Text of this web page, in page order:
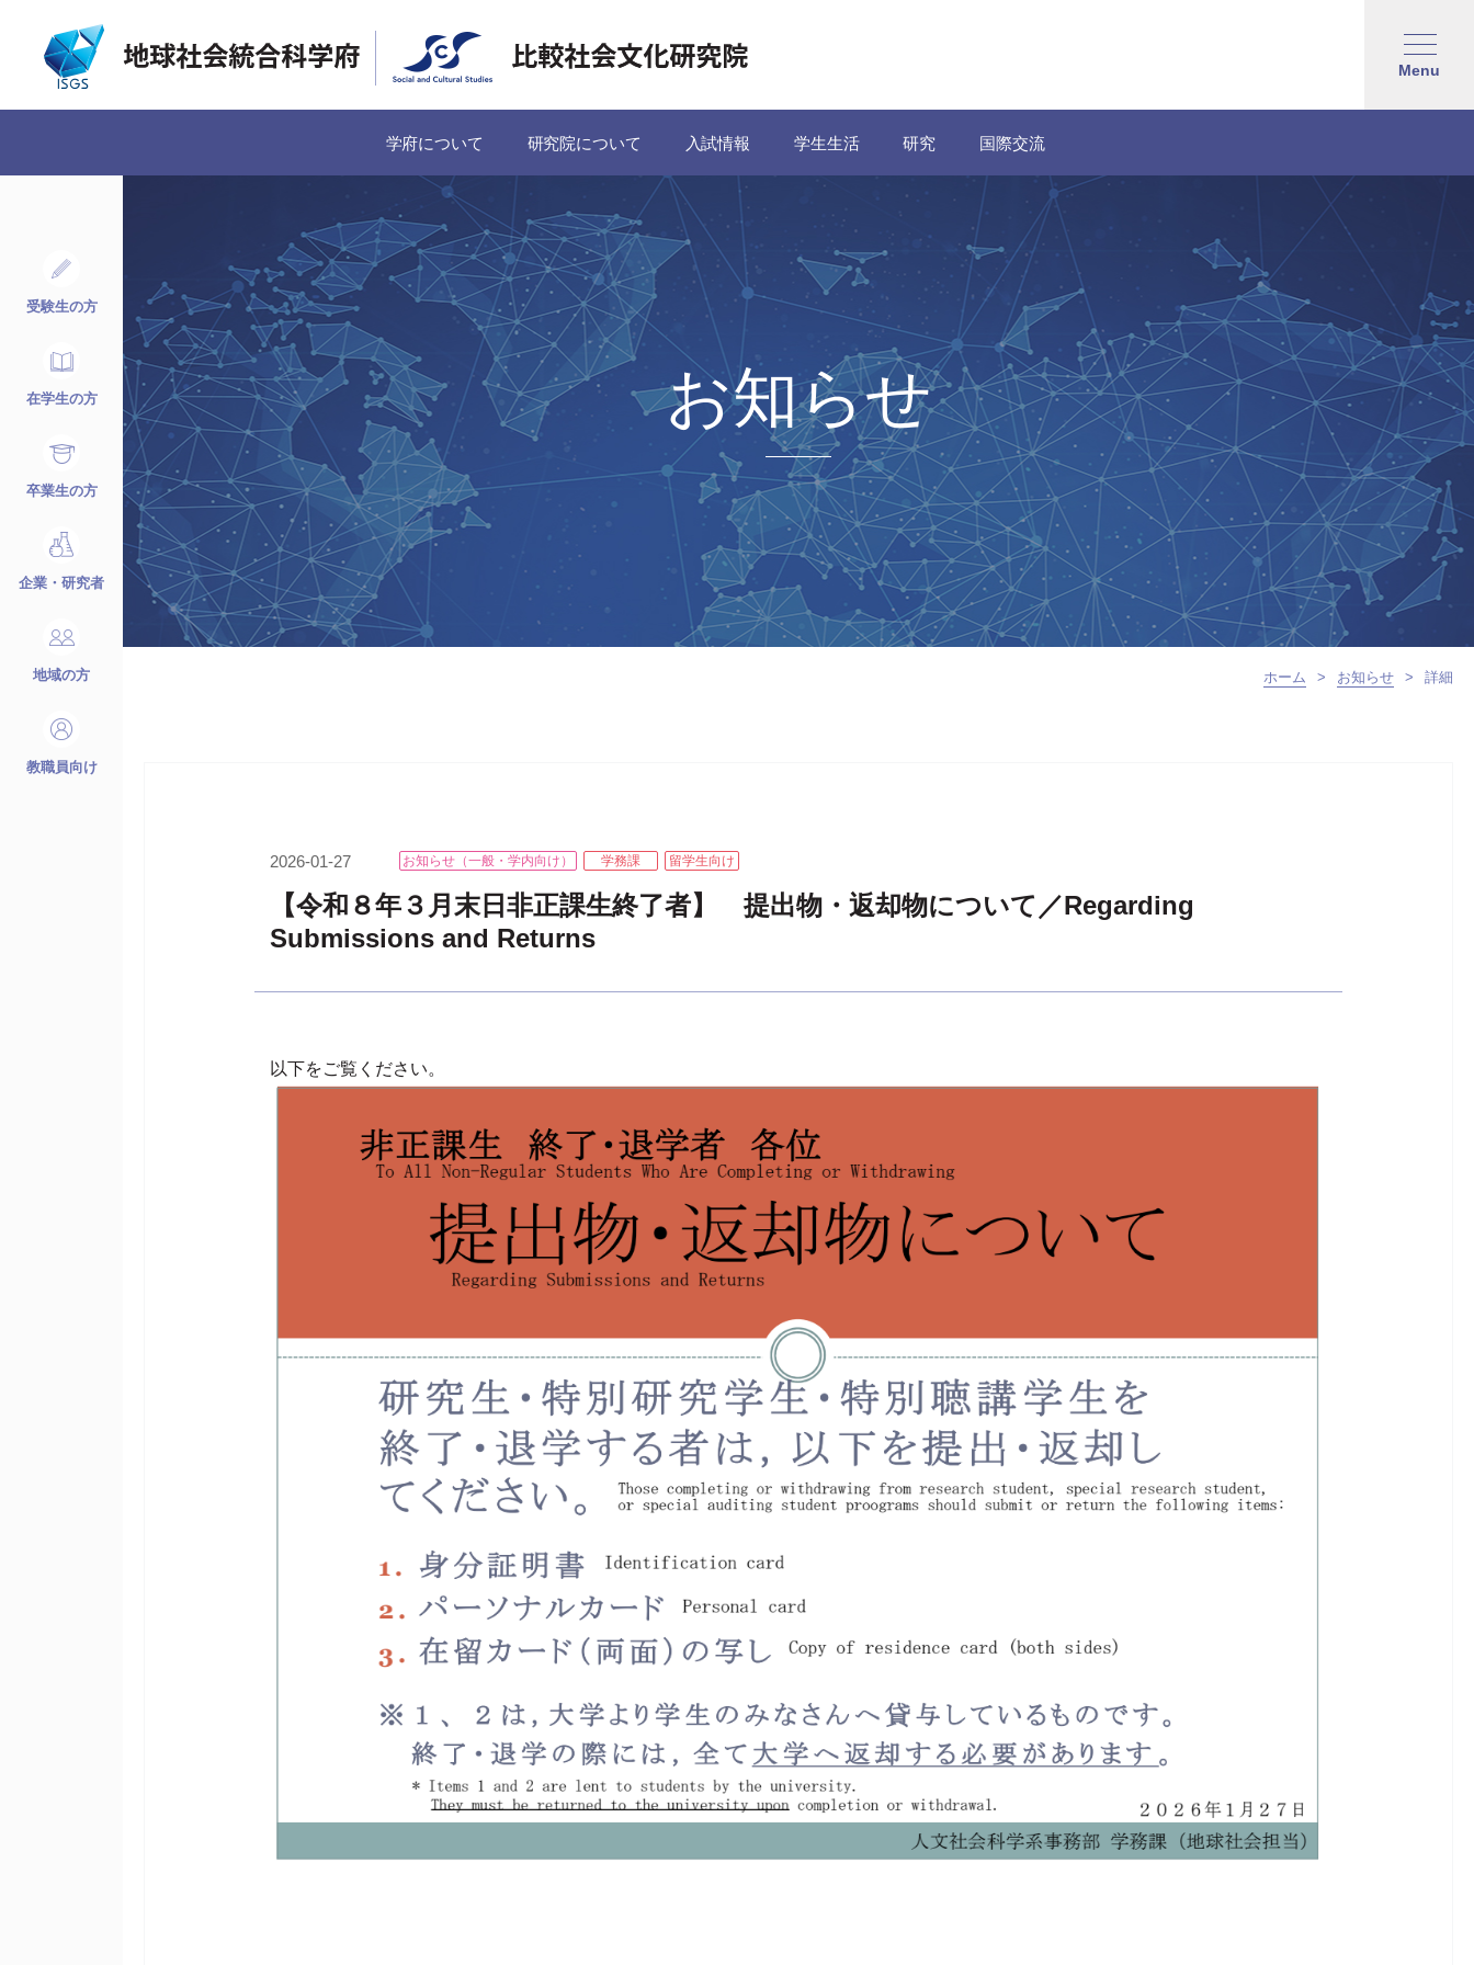
受験生の方
在学生の方
卒業生の方
企業・研究者
地域の方
教職員向け
Menu
学府について 研究院について 入試情報 学生生活 研究 国際交流
お知らせ
ホーム > お知らせ > 詳細
2026-01-27 お知らせ（一般・学内向け） 学務課 留学生向け
【令和８年３月末日非正課生終了者】 提出物・返却物について／Regarding
Submissions and Returns
以下をご覧ください。